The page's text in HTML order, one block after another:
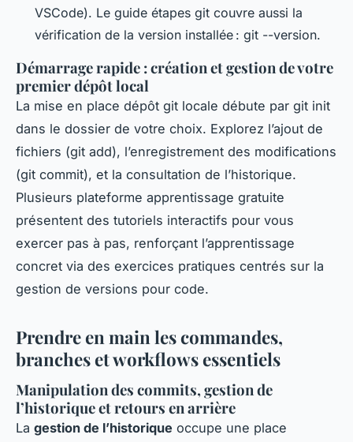
VSCode). Le guide étapes git couvre aussi la
vérification de la version installée : git --version.
Démarrage rapide : création et gestion de votre
premier dépôt local
La mise en place dépôt git locale débute par git init
dans le dossier de votre choix. Explorez l’ajout de
fichiers (git add), l’enregistrement des modifications
(git commit), et la consultation de l’historique.
Plusieurs plateforme apprentissage gratuite
présentent des tutoriels interactifs pour vous
exercer pas à pas, renforçant l’apprentissage
concret via des exercices pratiques centrés sur la
gestion de versions pour code.
Prendre en main les commandes,
branches et workflows essentiels
Manipulation des commits, gestion de
l’historique et retours en arrière
La gestion de l’historique occupe une place